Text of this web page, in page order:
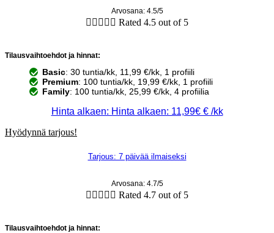
Arvosana: 4.5/5
     Rated 4.5 out of 5
Tilausvaihtoehdot ja hinnat:
Basic: 30 tuntia/kk, 11,99 €/kk, 1 profiili
Premium: 100 tuntia/kk, 19,99 €/kk, 1 profiili
Family: 100 tuntia/kk, 25,99 €/kk, 4 profiilia
Hinta alkaen: Hinta alkaen: 11,99€ € /kk
Hyödynnä tarjous!
Tarjous: 7 päivää ilmaiseksi
Arvosana: 4.7/5
     Rated 4.7 out of 5
Tilausvaihtoehdot ja hinnat: